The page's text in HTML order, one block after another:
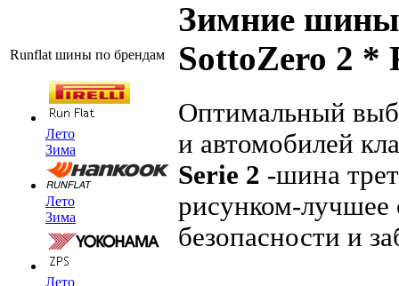
Runflat шины по брендам
Лето
Зима
Лето
Зима
Лето
Зимние шины
SottoZero 2 *
Оптимальный
и автомобилей
Serie 2 -шина
рисунком-лучшее
безопасности и